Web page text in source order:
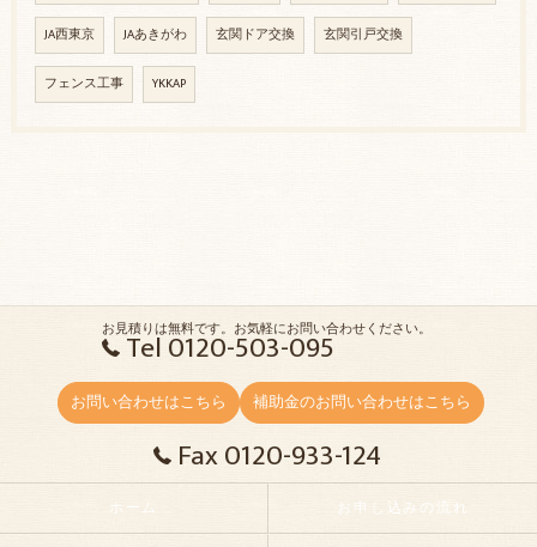
JA西東京 JAあきがわ 玄関ドア交換 玄関引戸交換
フェンス工事 YKKAP
お見積りは無料です。お気軽にお問い合わせください。
Tel 0120-503-095
お問い合わせはこちら 補助金のお問い合わせはこちら
Fax 0120-933-124
ホーム お申し込みの流れ